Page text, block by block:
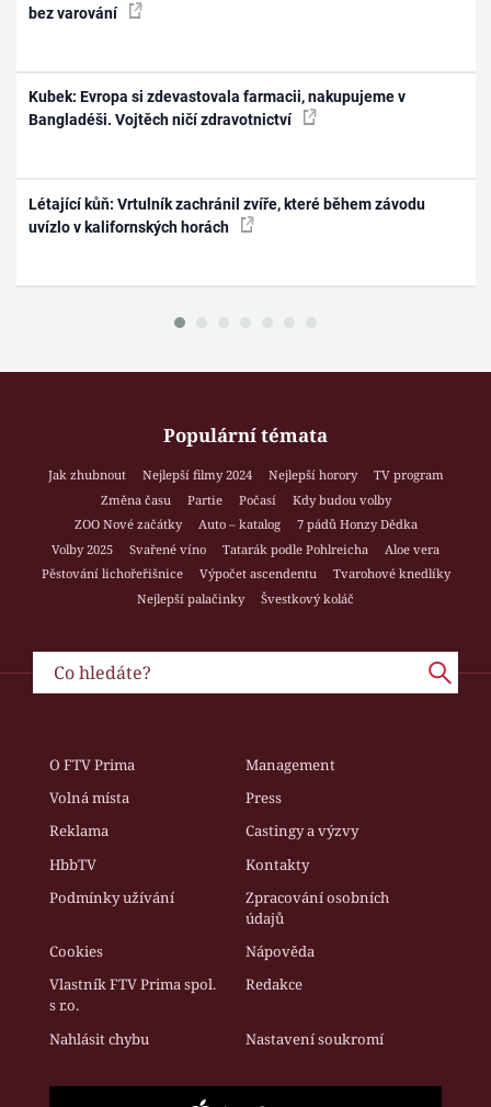
bez varování
Kubek: Evropa si zdevastovala farmacii, nakupujeme v
Bangladéši. Vojtěch ničí zdravotnictví
Létající kůň: Vrtulník zachránil zvíře, které během závodu
uvízlo v kalifornských horách
Populární témata
Jak zhubnout Nejlepší filmy 2024 Nejlepší horory
TV program
Změna času
Partie Počasí
Kdy budou volby
ZOO Nové začátky
Auto – katalog
7 pádů Honzy Dědka
Volby 2025
Svařené víno Tatarák podle Pohlreicha
Aloe vera
Pěstování lichořeřišnice
Výpočet ascendentu
Tvarohové knedlíky
Nejlepší palačinky
Švestkový koláč
O FTV Prima
Management
Volná místa
Press
Reklama
Castingy a výzvy
HbbTV
Kontakty
Podmínky užívání
Zpracování osobních
údajů
Cookies
Nápověda
Vlastník FTV Prima spol.
s r.o.
Redakce
Nahlásit chybu Nastavení soukromí